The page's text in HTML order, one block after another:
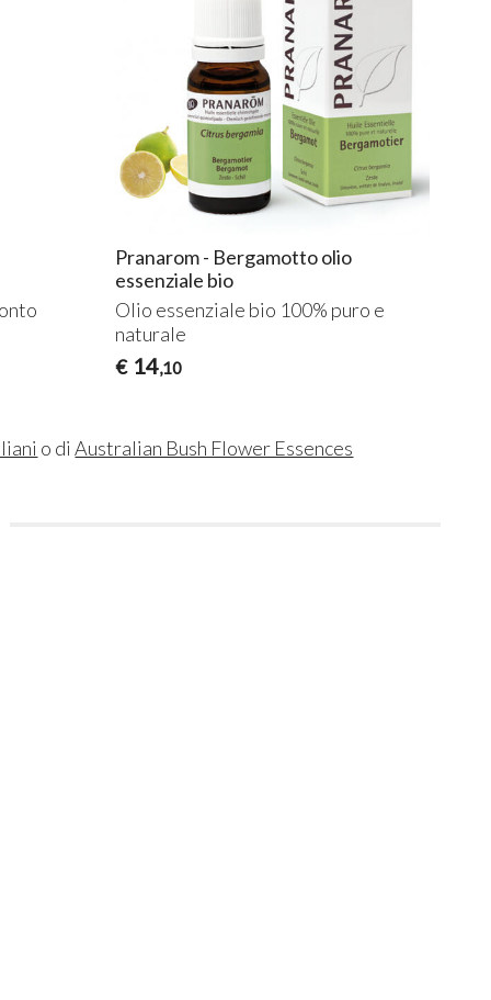
Pranarom - Bergamotto olio
essenziale bio
Olio essenziale bio 100% puro e
naturale
€ 14,10
o diAustralian Bush Flower Essences